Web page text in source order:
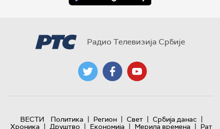
Радио Телевизија Србије
ВЕСТИ Политика | Регион | Свет | Србија данас |
Хроника | Друштво | Економија | Мерила времена | Рат